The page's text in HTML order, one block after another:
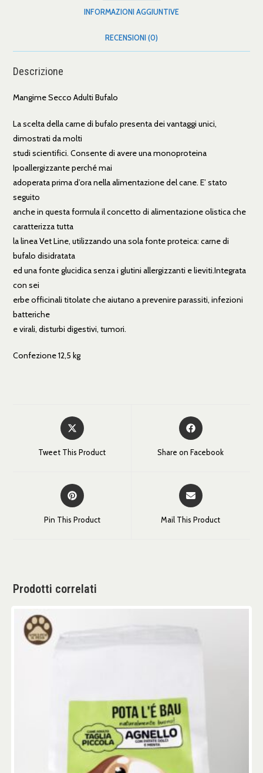
INFORMAZIONI AGGIUNTIVE
RECENSIONI (0)
Descrizione
Mangime Secco Adulti Bufalo
La scelta della carne di bufalo presenta dei vantaggi unici,
dimostrati da molti
studi scientifici. Consente di avere una monoproteina
Ipoallergizzante perché mai
adoperata prima d’ora nella alimentazione del cane. E’ stato
seguito
anche in questa formula il concetto di alimentazione olistica che
caratterizza tutta
la linea Vet Line, utilizzando una sola fonte proteica: carne di
bufalo disidratata
ed una fonte glucidica senza i glutini allergizzanti e lieviti.Integrata
con sei
erbe officinali titolate che aiutano a prevenire parassiti, infezioni
batteriche
e virali, disturbi digestivi, tumori.
Confezione 12,5 kg
Tweet This Product Share on Facebook
Pin This Product Mail This Product
Prodotti correlati